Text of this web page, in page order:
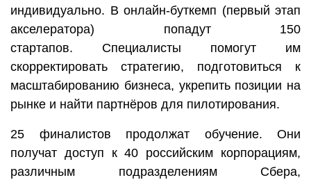
индивидуально. В онлайн-буткемп (первый этап
акселератора) попадут 150
стартапов. Специалисты помогут им
скорректировать стратегию, подготовиться к
масштабированию бизнеса, укрепить позиции на
рынке и найти партнёров для пилотирования.
25 финалистов продолжат обучение. Они
получат доступ к 40 российским корпорациям,
различным подразделениям Сбера,